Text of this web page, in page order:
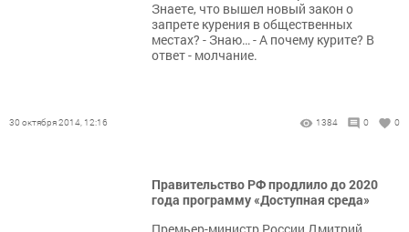
Знаете, что вышел новый закон о
запрете курения в общественных
местах? - Знаю… - А почему курите? В
ответ - молчание.
30 октября 2014, 12:16 1384 0 0
Правительство РФ продлило до 2020
года программу «Доступная среда»